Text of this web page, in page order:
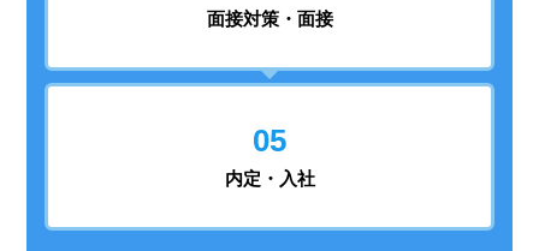
面接対策・面接
05
内定・入社